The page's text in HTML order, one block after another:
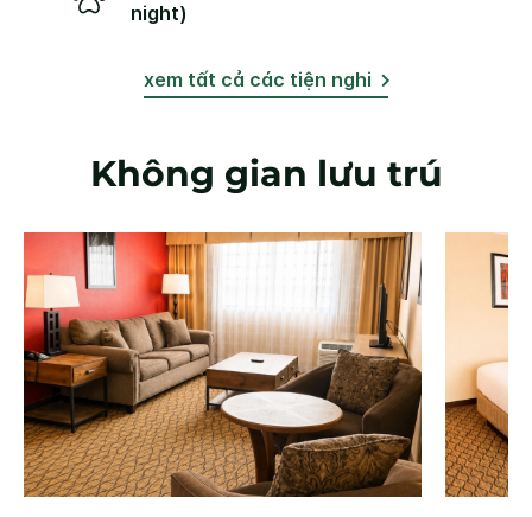
night)
xem tất cả các tiện nghi
Không gian lưu trú